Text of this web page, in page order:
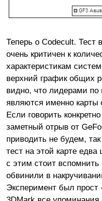
Теперь о Codecult. Тест
очень критичен к
характеристикам
верхний график общих
видно, что лидерами по
являются именно карты
Если говорить
заметный отрыв от
приводить не будем,
тест на этой карте
с этим стоит вспомнить
обвинили в
Эксперимент был прост